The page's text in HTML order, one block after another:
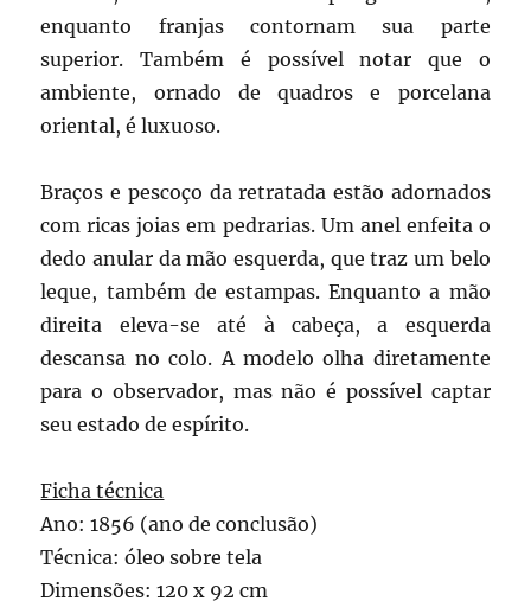
enquanto franjas contornam sua parte
superior. Também é possível notar que o
ambiente, ornado de quadros e porcelana
oriental, é luxuoso.
Braços e pescoço da retratada estão adornados
com ricas joias em pedrarias. Um anel enfeita o
dedo anular da mão esquerda, que traz um belo
leque, também de estampas. Enquanto a mão
direita eleva-se até à cabeça, a esquerda
descansa no colo. A modelo olha diretamente
para o observador, mas não é possível captar
seu estado de espírito.
Ficha técnica
Ano: 1856 (ano de conclusão)
Técnica: óleo sobre tela
Dimensões: 120 x 92 cm